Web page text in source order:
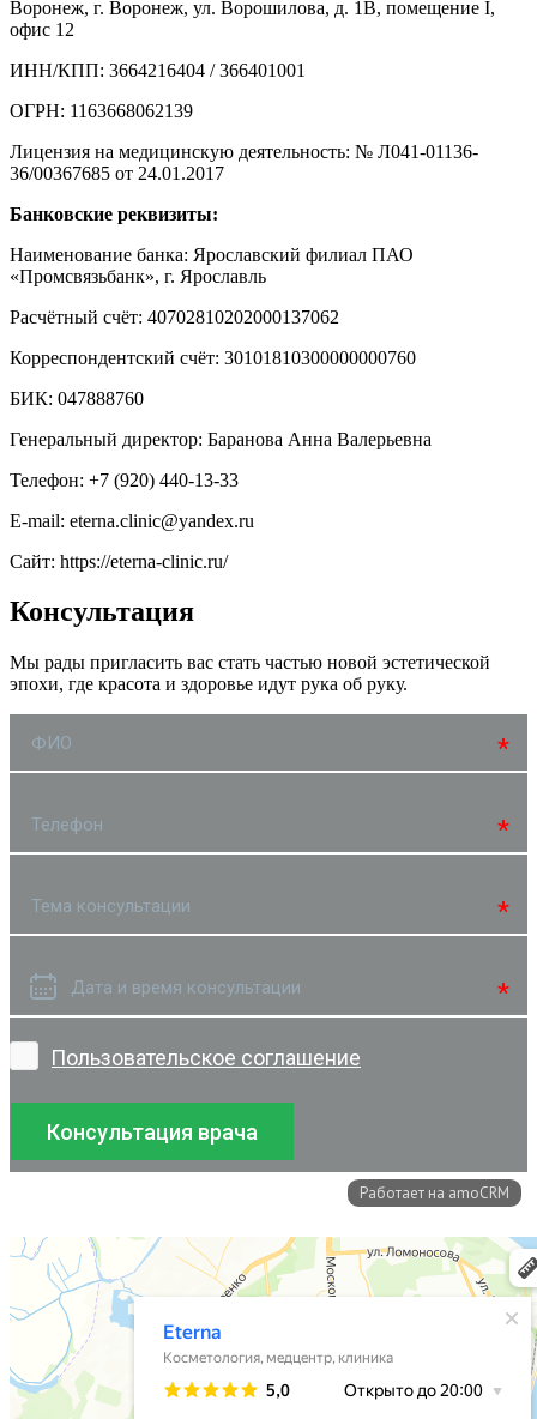
Воронеж, г. Воронеж, ул. Ворошилова, д. 1В, помещение I,
офис 12
ИНН/КПП: 3664216404 / 366401001
ОГРН: 1163668062139
Лицензия на медицинскую деятельность: № Л041-01136-
36/00367685 от 24.01.2017
Банковские реквизиты:
Наименование банка: Ярославский филиал ПАО
«Промсвязьбанк», г. Ярославль
Расчётный счёт: 40702810202000137062
Корреспондентский счёт: 30101810300000000760
БИК: 047888760
Генеральный директор: Баранова Анна Валерьевна
Телефон: +7 (920) 440-13-33
E-mail: eterna.clinic@yandex.ru
Сайт: https://eterna-clinic.ru/
Консультация
Мы рады пригласить вас стать частью новой эстетической
эпохи, где красота и здоровье идут рука об руку.